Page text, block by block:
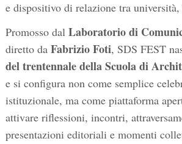
e dispositivo di relazione tra
Promosso dal Laboratorio di
diretto da Fabrizio Foti, SDS FEST
del trentennale della Scuola di
e si configura non come semplice
istituzionale, ma come piattaforma
attivare riflessioni, incontri,
presentazioni editoriali e momenti